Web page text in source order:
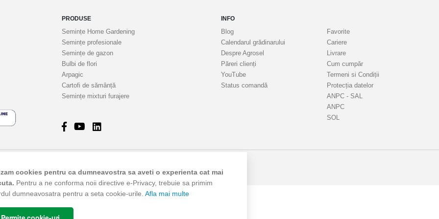
cookies pentru ca dumneavostra sa aveti o experienta cat mai
Pentru a ne conforma noii directive e-Privacy, trebuie sa primim
dumneavosatra pentru a seta cookie-urile. Afla mai multe
PRODUSE
Semințe Home Gardening
Semințe profesionale
Semințe de gazon
Bulbi de flori
Arpagic
Cartofi de sămânță
Semințe mixturi furajere
INFO
Blog
Calendarul grădinarului
Despre Agrosel
Păreri clienți
YouTube
Status comandă
Favorite
Cariere
Livrare
Cum cumpăr
Termeni si Condiții
Protecția datelor
ANPC - SAL
ANPC
SOL